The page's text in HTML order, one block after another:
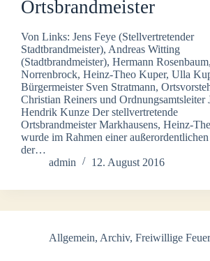
Ortsbrandmeister
Von Links: Jens Feye (Stellvertretender
Stadtbrandmeister), Andreas Witting
(Stadtbrandmeister), Hermann
Norrenbrock, Heinz-Theo Kuper, Ulla
Bürgermeister Sven Stratmann,
Christian Reiners und Ordnungsamtsleiter
Hendrik Kunze Der stellvertretende
Ortsbrandmeister Markhausens, Heinz-
wurde im Rahmen einer
der…
admin
12. August 2016
Allgemein, Archiv, Freiwillige